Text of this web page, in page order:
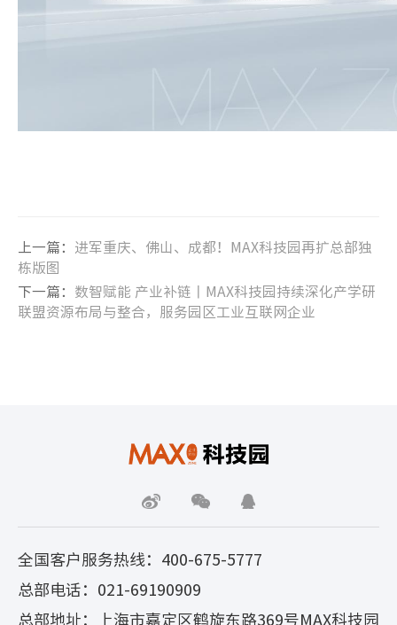
上一篇： 进军重庆、佛山、成都！MAX科技园再扩总部独
栋版图
下一篇： 数智赋能 产业补链丨MAX科技园持续深化产学研
联盟资源布局与整合，服务园区工业互联网企业
全国客户服务热线：400-675-5777
总部电话：021-69190909
总部地址：上海市嘉定区鹤旋东路369号MAX科技园